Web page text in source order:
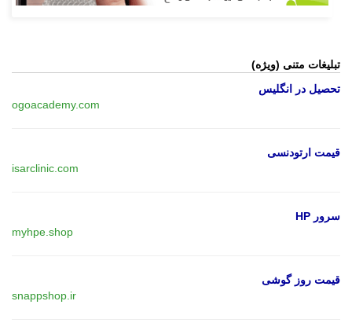
تبلیغات متنی (ویژه)
تحصیل در انگلیس
ogoacademy.com
قیمت ارتودنسی
isarclinic.com
سرور HP
myhpe.shop
قیمت روز گوشی
snappshop.ir